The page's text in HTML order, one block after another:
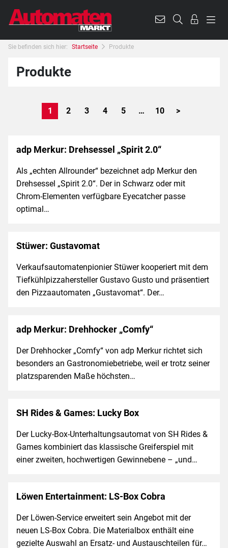
Sie befinden sich hier: Startseite Produkte
Produkte
1 2 3 4 5 … 10 >
adp Merkur: Drehsessel „Spirit 2.0“
Als „echten Allrounder“ bezeichnet adp Merkur den
Drehsessel „Spirit 2.0“. Der in Schwarz oder mit
Chrom-Elementen verfügbare Eyecatcher passe
optimal…
Stüwer: Gustavomat
Verkaufsautomatenpionier Stüwer kooperiert mit dem
Tiefkühlpizzahersteller Gustavo Gusto und präsentiert
den Pizzaautomaten „Gustavomat“. Der…
adp Merkur: Drehhocker „Comfy“
Der Drehhocker „Comfy“ von adp Merkur richtet sich
besonders an Gastronomiebetriebe, weil er trotz seiner
platzsparenden Maße höchsten…
SH Rides & Games: Lucky Box
Der Lucky-Box-Unterhaltungsautomat von SH Rides &
Games kombiniert das klassische Greiferspiel mit
einer zweiten, hochwertigen Gewinnebene – „und…
Löwen Entertainment: LS-Box Cobra
Der Löwen-Service erweitert sein Angebot mit der
neuen LS-Box Cobra. Die Materialbox enthält eine
gezielte Auswahl an Ersatz- und Austauschteilen für…